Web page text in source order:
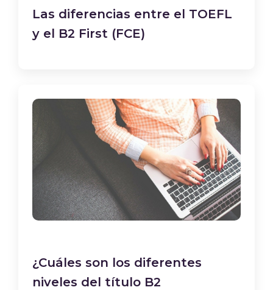
Las diferencias entre el TOEFL
y el B2 First (FCE)
¿Cuáles son los diferentes
niveles del título B2